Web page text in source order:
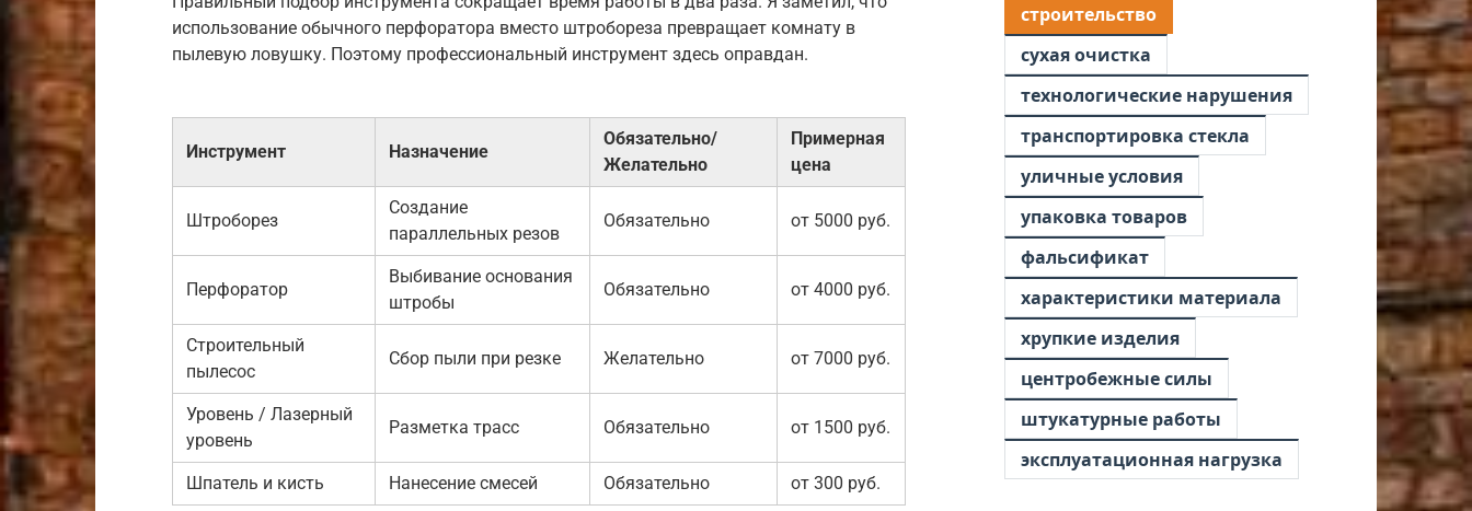
использование обычного перфоратора вместо штробореза превращает комнату в
пылевую ловушку. Поэтому профессиональный инструмент здесь оправдан.
Инструмент Назначение
Обязательно/
Желательно
Примерная
цена
Штроборез
Создание
параллельных резов
Обязательно от 5000 руб.
Перфоратор
Выбивание основания
штробы
Обязательно от 4000 руб.
Строительный
пылесос
Сбор пыли при резке Желательно от 7000 руб.
Уровень / Лазерный
уровень
Разметка трасс Обязательно от 1500 руб.
Шпатель и кисть Нанесение смесей Обязательно от 300 руб.
строительство
сухая очистка
технологические нарушения
транспортировка стекла
уличные условия
упаковка товаров
фальсификат
характеристики материала
хрупкие изделия
центробежные силы
штукатурные работы
эксплуатационная нагрузка